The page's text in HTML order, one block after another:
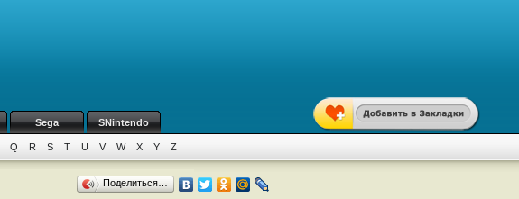
Sega SNintendo
Q R S T U V W X Y Z
Поделиться…